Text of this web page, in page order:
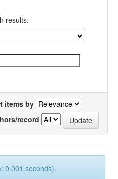
results.
items by
record
0.001 seconds).